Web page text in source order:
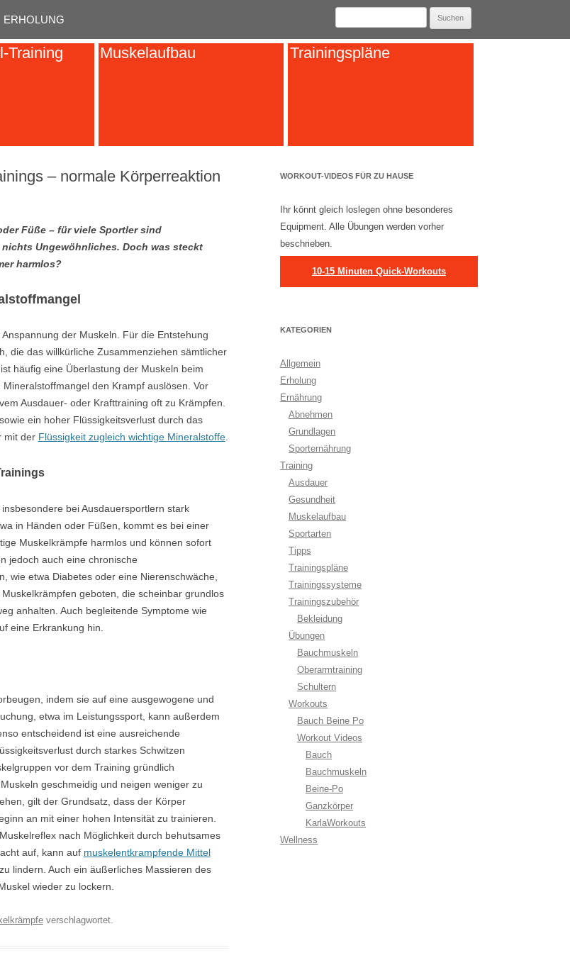
ERHOLUNG
Suchen
Training Muskelaufbau Trainingspläne
– normale Körperreaktion
Füße – für viele Sportler sind
Ungewöhnliches. Doch was steckt
harmlos?
der Muskeln. Für die Entstehung
die das willkürliche Zusammenziehen sämtlicher
häufig eine Überlastung der Muskeln beim
den Krampf auslösen. Vor
Ausdauer- oder Krafttraining oft zu Krämpfen.
ein hoher Flüssigkeitsverlust durch das
mit der Flüssigkeit zugleich wichtige Mineralstoffe.
bei Ausdauersportlern stark
in Händen oder Füßen, kommt es bei einer
Muskelkrämpfe harmlos und können sofort
jedoch auch eine chronische
wie etwa Diabetes oder eine Nierenschwäche,
geboten, die scheinbar grundlos
anhalten. Auch begleitende Symptome wie
eine Erkrankung hin.
indem sie auf eine ausgewogene und
etwa im Leistungssport, kann außerdem
entscheidend ist eine ausreichende
durch starkes Schwitzen
vor dem Training gründlich
geschmeidig und neigen weniger zu
gilt der Grundsatz, dass der Körper
an mit einer hohen Intensität zu trainieren.
nach Möglichkeit durch behutsames
auf, kann auf muskelentkrampfende Mittel
lindern. Auch ein äußerliches Massieren des
wieder zu lockern.
verschlagwortet.
WORKOUT-VIDEOS FÜR ZU HAUSE
Ihr könnt gleich loslegen ohne besonderes
Equipment. Alle Übungen werden vorher
beschrieben.
10-15 Minuten Quick-Workouts
KATEGORIEN
Allgemein
Erholung
Ernährung
Abnehmen
Grundlagen
Sporternährung
Training
Ausdauer
Gesundheit
Muskelaufbau
Sportarten
Tipps
Trainingspläne
Trainingssysteme
Trainingszubehör
Bekleidung
Übungen
Bauchmuskeln
Oberarmtraining
Schultern
Workouts
Bauch Beine Po
Workout Videos
Bauch
Bauchmuskeln
Beine-Po
Ganzkörper
KarlaWorkouts
Wellness